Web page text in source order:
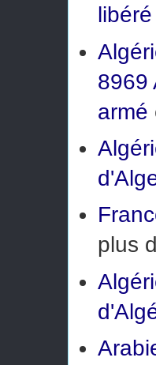
libéré
8969
armé
plus